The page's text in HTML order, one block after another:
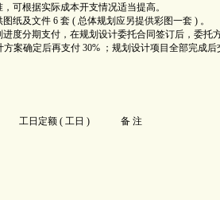
根据实际成本开支情况适当提高。
及文件 6 套 ( 总体规划应另提供彩图一套 ) 。
分期支付，在规划设计委托合同签订后，委托
案确定后再支付 30% ；规划设计项目全部完成
工日定额 ( 工日 ) 备 注